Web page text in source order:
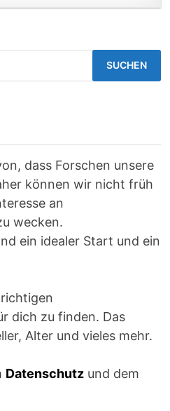
dass Forschen unsere
können wir nicht früh
an
wecken.
ein idealer Start und ein
dich zu finden. Das
Alter und vieles mehr.
Datenschutzund dem